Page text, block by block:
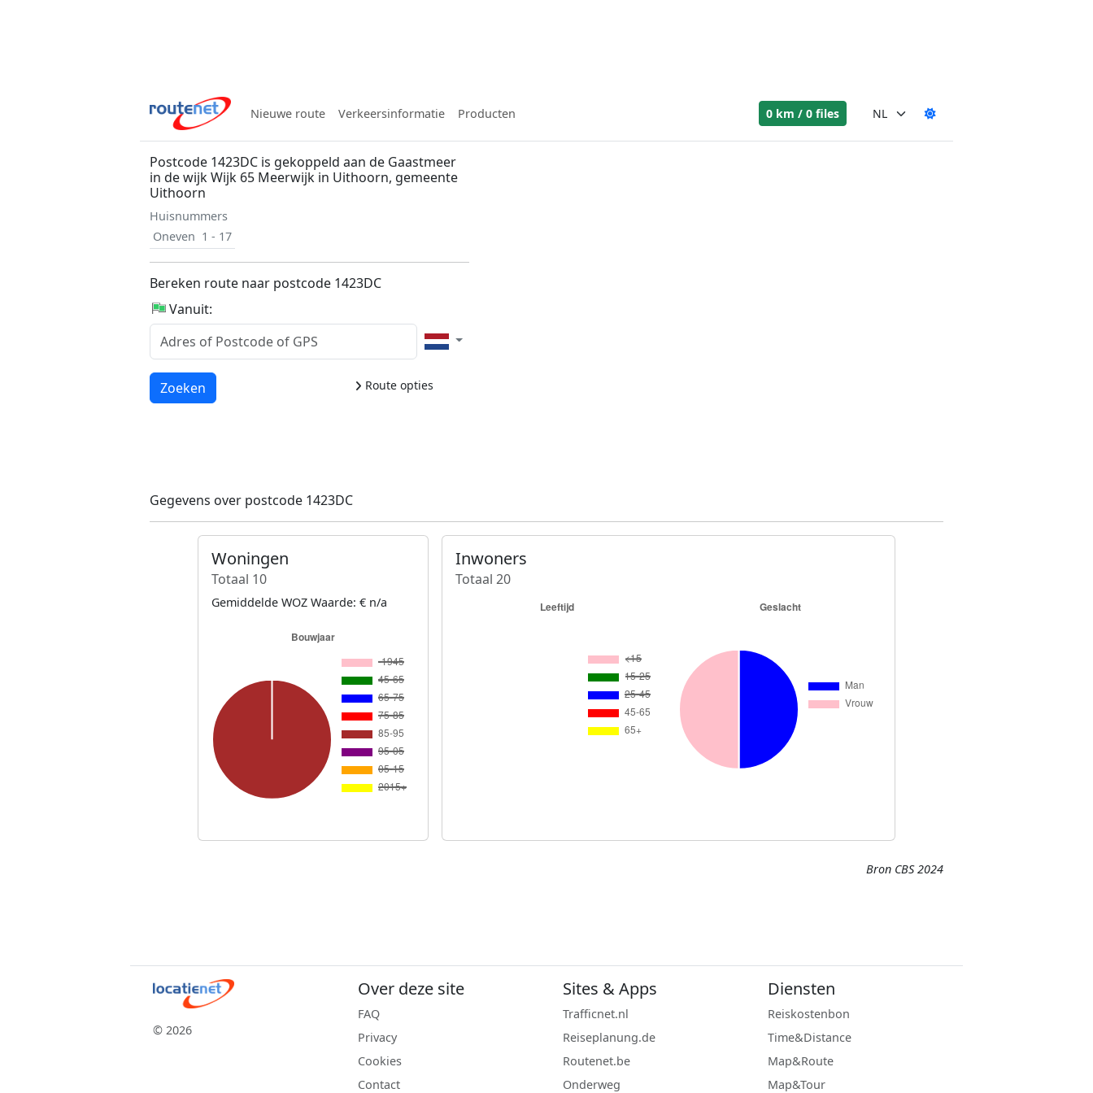
Nieuwe route Verkeersinformatie Producten 0 km / 0 files
Postcode 1423DC is gekoppeld aan de Gaastmeer
in de wijk Wijk 65 Meerwijk in Uithoorn, gemeente
Uithoorn
Huisnummers
Oneven 1 - 17
Bereken route naar postcode 1423DC
Vanuit:
Route opties
Laden...
Zoeken
Gegevens over postcode 1423DC
Woningen
Totaal 10
Gemiddelde WOZ Waarde: € n/a
Inwoners
Totaal 20
Bron CBS 2024
© 2026
Over deze site
FAQ
Privacy
Cookies
Contact
Sites & Apps
Trafficnet.nl
Reiseplanung.de
Routenet.be
Onderweg
Diensten
Reiskostenbon
Time&Distance
Map&Route
Map&Tour